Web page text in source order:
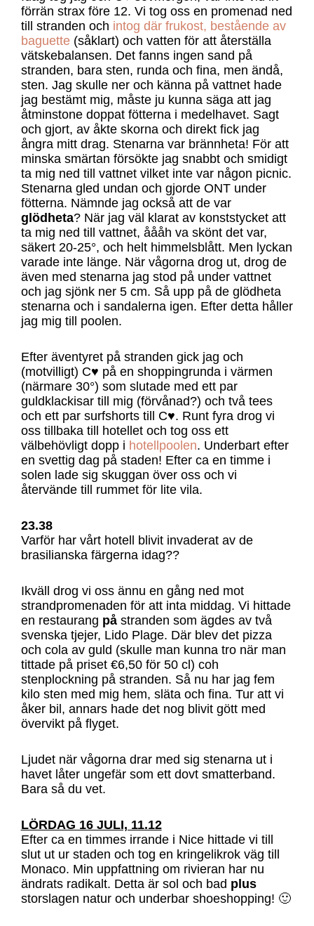
förrän strax före 12. Vi tog oss en promenad ned
till stranden och intog där frukost, bestående av
baguette(såklart) och vatten för att återställa
vätskebalansen. Det fanns ingen sand på
stranden, bara sten, runda och fina, men ändå,
sten. Jag skulle ner och känna på vattnet hade
jag bestämt mig, måste ju kunna säga att jag
åtminstone doppat fötterna i medelhavet. Sagt
och gjort, av åkte skorna och direkt fick jag
ångra mitt drag. Stenarna var brännheta! För att
minska smärtan försökte jag snabbt och smidigt
ta mig ned till vattnet vilket inte var någon picnic.
Stenarna gled undan och gjorde ONT under
fötterna. Nämnde jag också att de var
glödheta? När jag väl klarat av konststycket att
ta mig ned till vattnet, åååh va skönt det var,
säkert 20-25°, och helt himmelsblått. Men lyckan
varade inte länge. När vågorna drog ut, drog de
även med stenarna jag stod på under vattnet
och jag sjönk ner 5 cm. Så upp på de glödheta
stenarna och i sandalerna igen. Efter detta håller
jag mig till poolen.
Efter äventyret på stranden gick jag och
(motvilligt) C♥ på en shoppingrunda i värmen
(närmare 30°) som slutade med ett par
guldklackisar till mig (förvånad?) och två tees
och ett par surfshorts till C♥. Runt fyra drog vi
oss tillbaka till hotellet och tog oss ett
välbehövligt dopp i hotellpoolen. Underbart efter
en svettig dag på staden! Efter ca en timme i
solen lade sig skuggan över oss och vi
återvände till rummet för lite vila.
23.38
Varför har vårt hotell blivit invaderat av de
brasilianska färgerna idag??
Ikväll drog vi oss ännu en gång ned mot
strandpromenaden för att inta middag. Vi hittade
en restaurang påstranden som ägdes av två
svenska tjejer, Lido Plage. Där blev det pizza
och cola av guld (skulle man kunna tro när man
tittade på priset €6,50 för 50 cl) coh
stenplockning på stranden. Så nu har jag fem
kilo sten med mig hem, släta och fina. Tur att vi
åker bil, annars hade det nog blivit gött med
övervikt på flyget.
Ljudet när vågorna drar med sig stenarna ut i
havet låter ungefär som ett dovt smatterband.
Bara så du vet.
LÖRDAG 16 JULI, 11.12
Efter ca en timmes irrande i Nice hittade vi till
slut ut ur staden och tog en kringelikrok väg till
Monaco. Min uppfattning om rivieran har nu
ändrats radikalt. Detta är sol och bad plus
storslagen natur och underbar shoeshopping! 🙂